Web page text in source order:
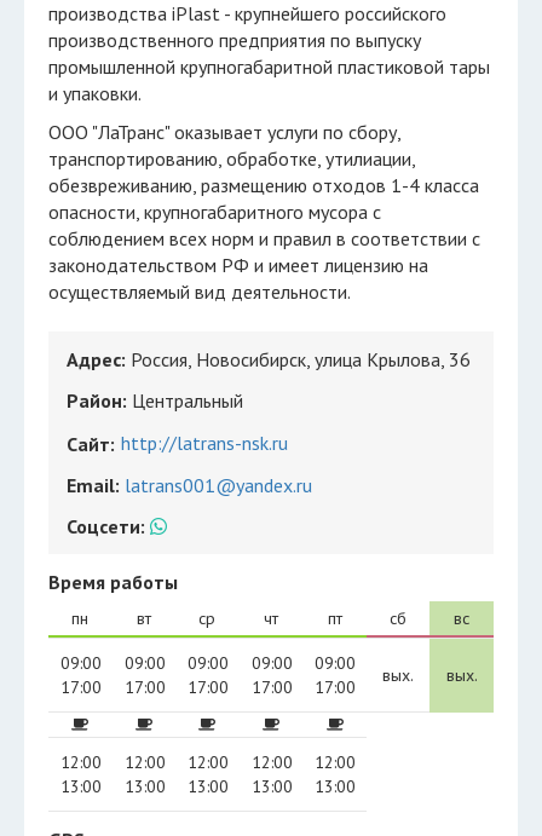
производства iPlast - крупнейшего российского
производственного предприятия по выпуску
промышленной крупногабаритной пластиковой тары
и упаковки.
ООО "ЛаТранс" оказывает услуги по cбору,
транспортированию, обработке, утилиации,
обезвреживанию, размещению отходов 1-4 класса
опасности, крупногабаритного мусора с
соблюдением всех норм и правил в соответствии с
законодательством РФ и имеет лицензию на
осуществляемый вид деятельности.
Адрес: Россия, Новосибирск, улица Крылова, 36
Район: Центральный
Сайт: http://latrans-nsk.ru
Email: latrans001@yandex.ru
Соцсети:
Время работы
пн
09:00
17:00
12:00
13:00
вт
09:00
17:00
12:00
13:00
ср
09:00
17:00
12:00
13:00
чт
09:00
17:00
12:00
13:00
пт
09:00
17:00
12:00
13:00
сб
вых.
вс
вых.